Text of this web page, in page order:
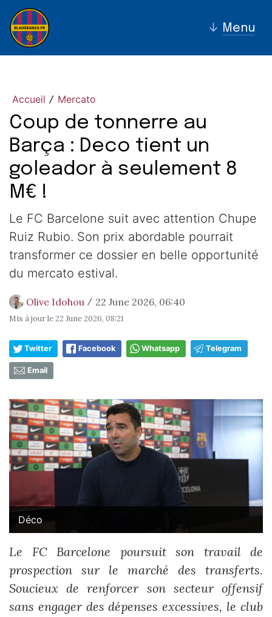
↓ Menu
Accueil / Mercato
Coup de tonnerre au
Barça : Deco tient un
goleador à seulement 8
M€ !
Le FC Barcelone suit avec attention Chupe
Ruiz Rubio. Son prix abordable pourrait
transformer ce dossier en belle opportunité
du mercato estival.
Olive Idohou / 22 June 2026, 06:40
Mis à jour le22 June 2026, 08:21
Twitter Facebook Whatsapp Telegram
Email
Déco
Le FC Barcelone poursuit son travail de
prospection sur le marché des transferts.
Soucieux de renforcer son secteur offensif
sans engager des dépenses excessives, le club